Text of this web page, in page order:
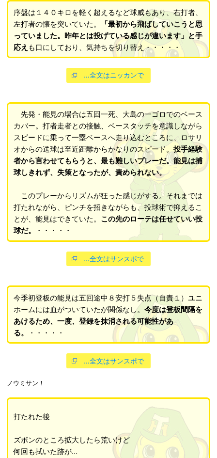
序盤は１４０キロを軽く超えるなど球威もあり、右打者、
左打者の懐を突いていた。
「最初から飛ばしていこうと思
っていました。昨年とは投げている感じが違います」と手
応え も口にしており、気持ちを切り替え・・・・・
…全文はニッカンで
先発・能見の場合は五回一死、大島の一ゴロでのベース
カバー。打者走者との接触、ベースタッチを意識しながら
スピードに乗って一塁ベースへ走り込むところに、ロサリ
オからの送球は至近距離からかなりのスピード。 投手経験
者から言わせてもらうと、最も難しいプレーだ。能見は捕
球しきれず、失策となったが、責められない。
このプレーからリズムが狂った感じがする。それまでは
打たれながら、ピンチを招きながらも、投球術で抑えるこ
とが、能見はできていた。 この先のローテは任せていい投
球だ。
・・・・・
…全文はサンスポで
今季初登板の能見は五回途中８安打５失点（自責１）ユニ
ホームには血がついていたが関係なし。 今度は登板間隔を
あけるため、一度、登録を抹消される可能性があ
る。
・・・・・
…全文はサンスポで
ノウミサン！
打たれた後
ズボンのところ拡大したら荒いけど
何回も拭いた跡が…